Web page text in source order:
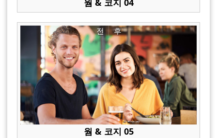
웜 & 코지 04
후
전
웜 & 코지 05